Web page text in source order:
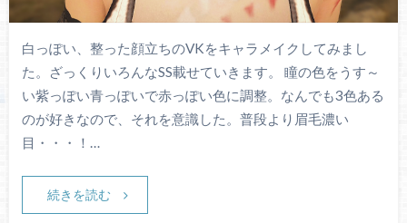
白っぽい、整った顔立ちのVKをキャラメイクしてみまし
た。ざっくりいろんなSS載せていきます。 瞳の色をうす～
い紫っぽい青っぽいで赤っぽい色に調整。なんでも3色ある
のが好きなので、それを意識した。普段より眉毛濃い
目・・・！…
続きを読む